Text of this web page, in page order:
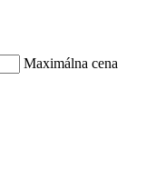
Maximálna cena